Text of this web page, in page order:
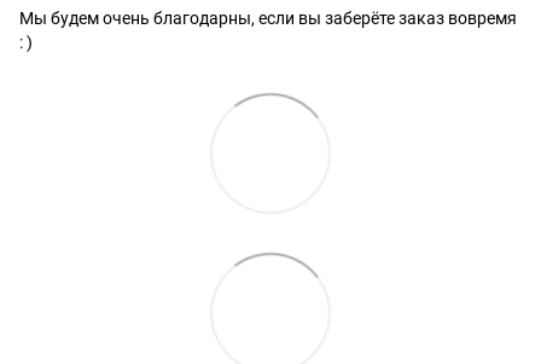
Мы будем очень благодарны, если вы заберёте заказ вовремя
: )